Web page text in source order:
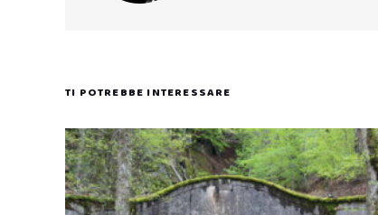
TI POTREBBE INTERESSARE